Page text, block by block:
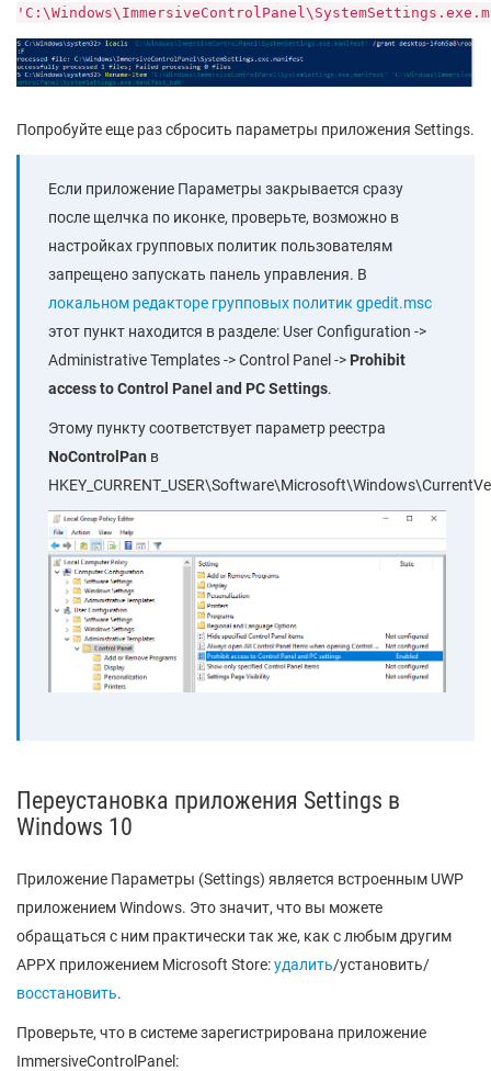
Попробуйте еще раз сбросить параметры приложения Settings.
Если приложение Параметры закрывается сразу
после щелчка по иконке, проверьте, возможно в
настройках групповых политик пользователям
запрещено запускать панель управления. В
локальном редакторе групповых политик gpedit.msc
этот пункт находится в разделе: User Configuration ->
Administrative Templates -> Control Panel -> Prohibit
access to Control Panel and PC Settings.
Этому пункту соответствует параметр реестра
NoControlPan в
Переустановка приложения Settings в
Windows 10
Приложение Параметры (Settings) является встроенным UWP
приложением Windows. Это значит, что вы можете
обращаться с ним практически так же, как с любым другим
APPX приложением Microsoft Store:удалить/установить/
восстановить.
Проверьте, что в системе зарегистрирована приложение
ImmersiveControlPanel: